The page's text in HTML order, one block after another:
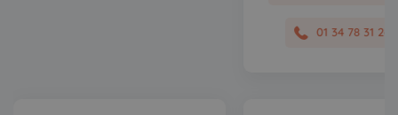
01 34 78 31 26